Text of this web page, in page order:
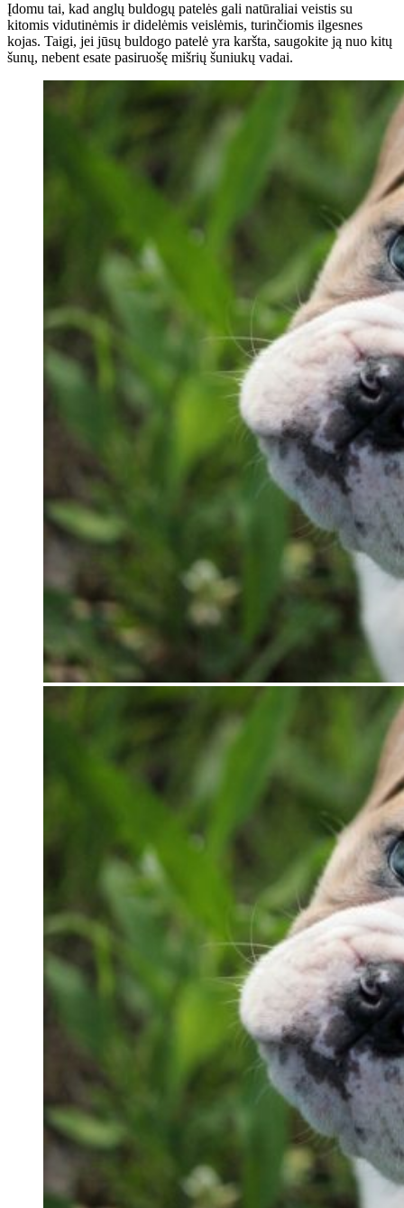
Įdomu tai, kad anglų buldogų patelės gali natūraliai veistis su
kitomis vidutinėmis ir didelėmis veislėmis, turinčiomis ilgesnes
kojas. Taigi, jei jūsų buldogo patelė yra karšta, saugokite ją nuo kitų
šunų, nebent esate pasiruošę mišrių šuniukų vadai.